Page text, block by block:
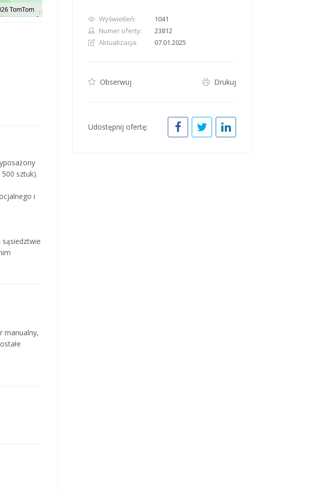
Pan up 100 pixels: up arrow. Pan down 100 pixels: down arrow. Rotate 15 degrees clockwise: shift +
TomTom
sztuk).
i
manualny,
Wyświetleń:
1041
Numer oferty:
23812
Aktualizacja:
07.01.2025
Obserwuj Drukuj
Udostępnij ofertę: